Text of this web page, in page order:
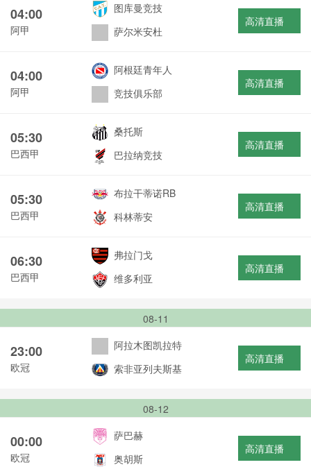
04:00
阿甲
图库曼竞技
萨尔米安杜
高清直播
04:00
阿甲
阿根廷青年人
竞技俱乐部
高清直播
05:30
巴西甲
桑托斯
巴拉纳竞技
高清直播
05:30
巴西甲
布拉干蒂诺RB
科林蒂安
高清直播
06:30
巴西甲
弗拉门戈
维多利亚
高清直播
08-11
23:00
欧冠
阿拉木图凯拉特
索非亚列夫斯基
高清直播
08-12
00:00
欧冠
萨巴赫
奥胡斯
高清直播